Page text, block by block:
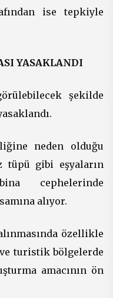
ise tepkiyle
YASAKLANDI
şekilde
neden olduğu
gibi eşyaların
cephelerinde
alıyor.
özellikle
turistik bölgelerde
amacının ön